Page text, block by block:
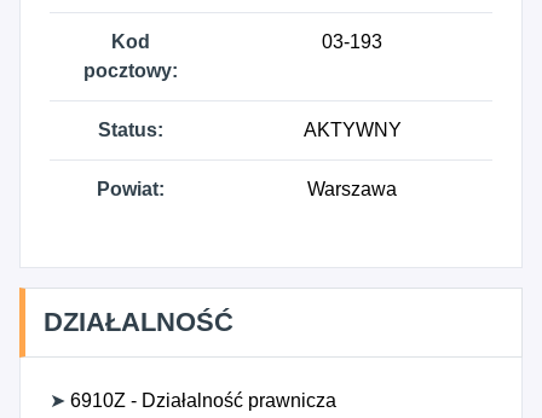
Kod
pocztowy:
03-193
Status: AKTYWNY
Powiat: Warszawa
DZIAŁALNOŚĆ
➤ 6910Z - Działalność prawnicza